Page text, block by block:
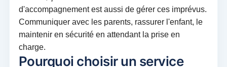
d'accompagnement est aussi de gérer ces imprévus.
Communiquer avec les parents, rassurer l'enfant, le
maintenir en sécurité en attendant la prise en
charge.
Pourquoi choisir un service